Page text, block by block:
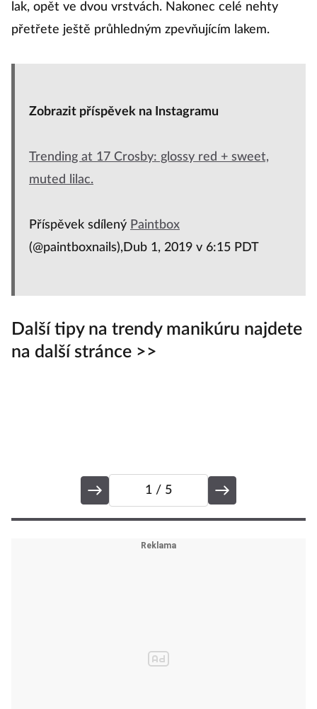
lak, opět ve dvou vrstvách. Nakonec celé nehty
přetřete ještě průhledným zpevňujícím lakem.
Zobrazit příspěvek na Instagramu
Trending at 17 Crosby: glossy red + sweet,
muted lilac.
Příspěvek sdílený Paintbox
(@paintboxnails),Dub 1, 2019 v 6:15 PDT
Další tipy na trendy manikúru najdete
na další stránce >>
1 / 5